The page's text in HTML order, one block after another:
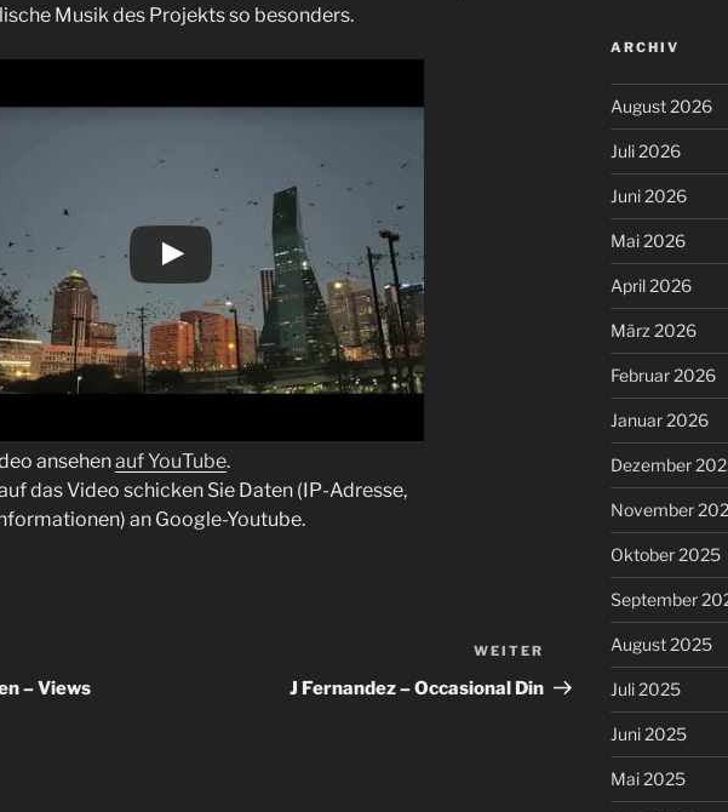
Musik des Projekts so besonders.
ansehenauf YouTube.
das Video schicken Sie Daten (IP-Adresse,
an Google-Youtube.
– Views
Nächster
Beitrag
WEITER
J Fernandez – Occasional Din
ARCHIV
August 2026
Juli 2026
Juni 2026
Mai 2026
April 2026
März 2026
Februar 2026
Januar 2026
Dezember
November
Oktober 2025
September
August 2025
Juli 2025
Juni 2025
Mai 2025